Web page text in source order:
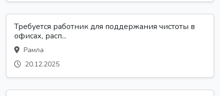
Требуется работник для поддержания чистоты в
офисах, расп...
Рамла
20.12.2025